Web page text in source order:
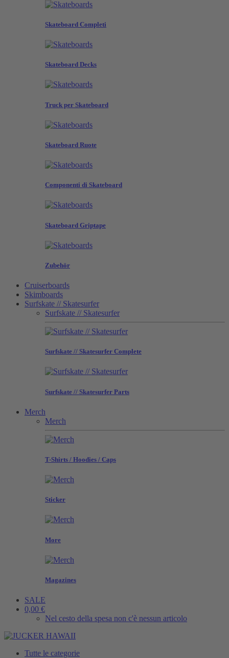
Skateboard Completi
Skateboard Decks
Truck per Skateboard
Skateboard Ruote
Componenti di Skateboard
Skateboard Griptape
Zubehör
Cruiserboards
Skimboards
Surfskate // Skatesurfer
Surfskate // Skatesurfer
Surfskate // Skatesurfer Complete
Surfskate // Skatesurfer Parts
Merch
Merch
T-Shirts / Hoodies / Caps
Sticker
More
Magazines
SALE
0,00 €
Nel cesto della spesa non c'è nessun articolo
Tutte le categorie